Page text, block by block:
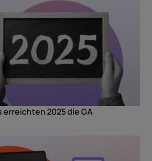
erreichten 2025 die GA